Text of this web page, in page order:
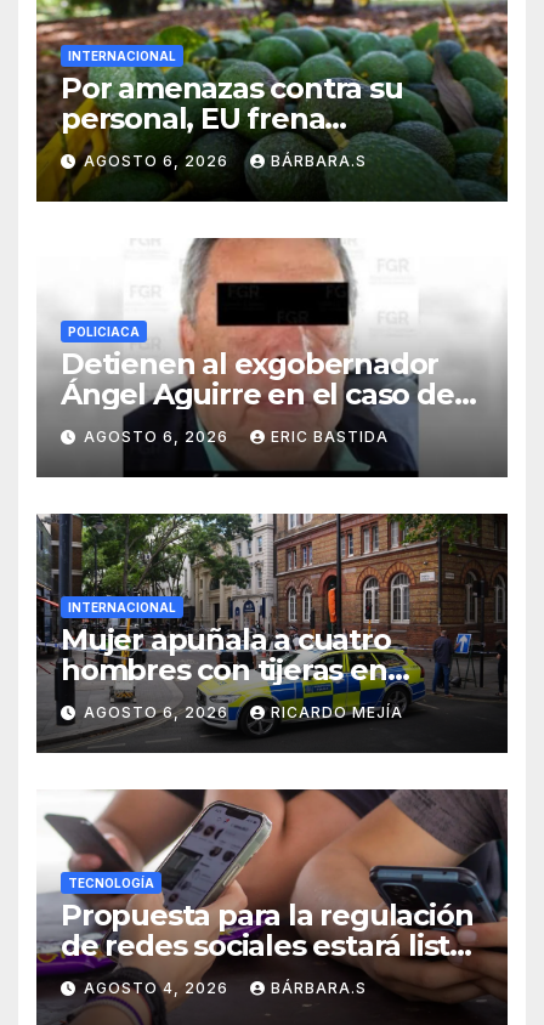
INTERNACIONAL
Por amenazas contra su
personal, EU frena
exportación de aguacate
AGOSTO 6, 2026 BÁRBARA.S
POLICIACA
Detienen al exgobernador
Ángel Aguirre en el caso de
la desaparición de los 43
estudiantes de Ayotzinapa
AGOSTO 6, 2026 ERIC BASTIDA
INTERNACIONAL
Mujer apuñala a cuatro
hombres con tijeras en
Londres: «Es una persona sin
hogar»
AGOSTO 6, 2026 RICARDO MEJÍA
TECNOLOGÍA
Propuesta para la regulación
de redes sociales estará lista
a finales de agosto:
Sheinbaum
AGOSTO 4, 2026 BÁRBARA.S